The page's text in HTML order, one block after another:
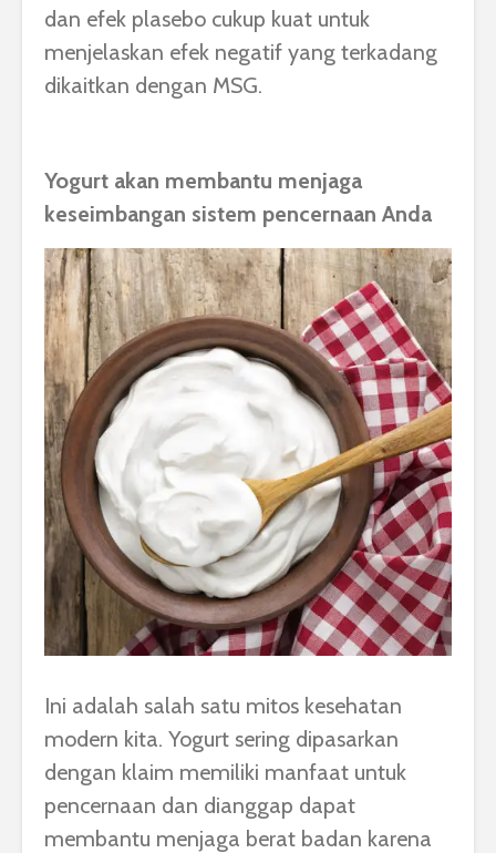
dan efek plasebo cukup kuat untuk
menjelaskan efek negatif yang terkadang
dikaitkan dengan MSG.
Yogurt akan membantu menjaga
keseimbangan sistem pencernaan Anda
Ini adalah salah satu mitos kesehatan
modern kita. Yogurt sering dipasarkan
dengan klaim memiliki manfaat untuk
pencernaan dan dianggap dapat
membantu menjaga berat badan karena